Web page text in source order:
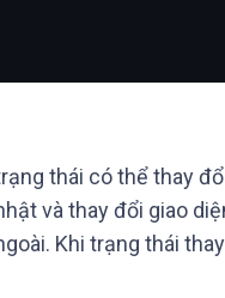
thái có thể thay
và thay đổi giao
Khi trạng thái